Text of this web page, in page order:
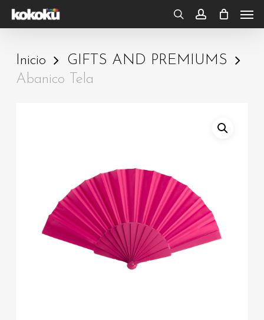
Skip
to
content
searchaccount
Inicio
GIFTS AND PREMIUMS
Abanico Tela